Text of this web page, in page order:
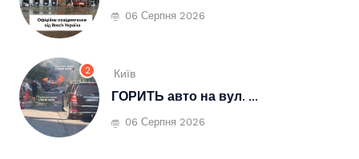
06 Серпня 2026
2 Київ
ГОРИТЬ авто на вул. ...
06 Серпня 2026